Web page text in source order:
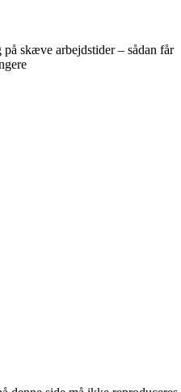
på skæve arbejdstider – sådan får